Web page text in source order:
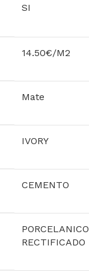
SI
14.50€/M2
Mate
IVORY
CEMENTO
PORCELANICO
RECTIFICADO